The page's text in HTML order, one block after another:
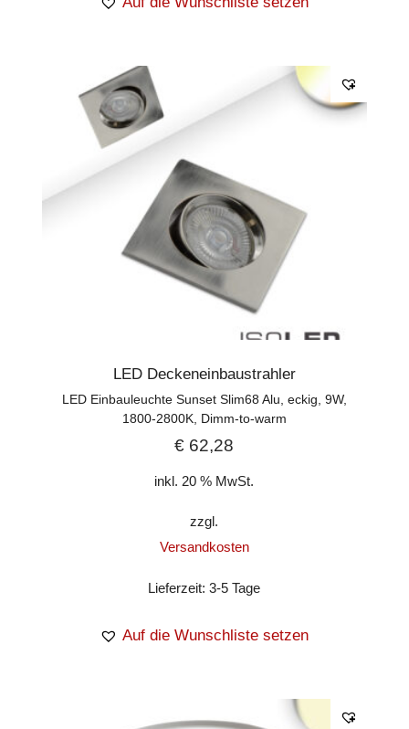
LED Deckeneinbaustrahler
LED Einbauleuchte Sunset Slim68 Alu, eckig, 9W,
1800-2800K, Dimm-to-warm
€ 62,28
inkl. 20 % MwSt.
zzgl.
Versandkosten
Lieferzeit:3-5 Tage
Auf die Wunschliste setzen